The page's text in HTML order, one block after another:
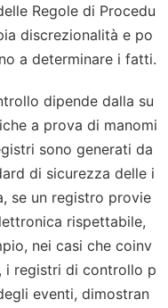
Regole di Procedu
discrezionalità e po
a determinare i fatti.
dipende dalla su
a prova di manomi
sono generati da
di sicurezza delle i
se un registro provie
rispettabile,
nei casi che coinv
i registri di controllo p
eventi, dimostran